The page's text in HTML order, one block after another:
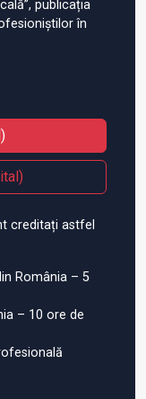
publicația
în
creditați astfel
România – 5
– 10 ore de